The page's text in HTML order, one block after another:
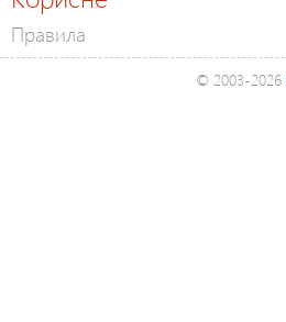
Правила
© 2003-2026